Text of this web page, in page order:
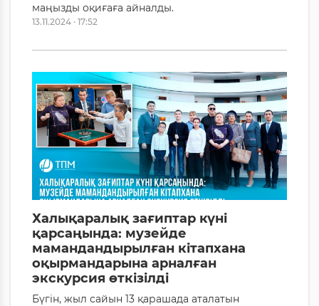
маңызды оқиғаға айналды.
13.11.2024 · 17:52
Халықаралық зағиптар күні
қарсаңында: музейде
мамандандырылған кітапхана
оқырмандарына арналған
экскурсия өткізілді
Бүгін, жыл сайын 13 қарашада аталатын